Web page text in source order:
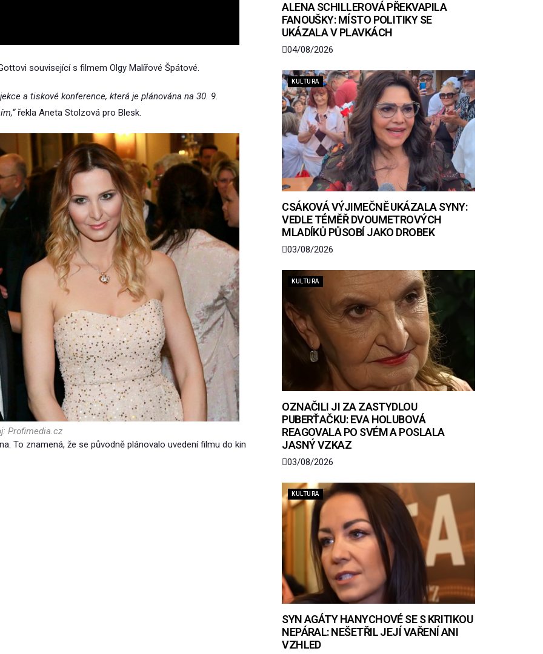
související s filmem Olgy Malířové Špátové.
a tiskové konference, která je plánována na 30. 9.
řekla Aneta Stolzová pro Blesk.
Profimedia.cz
To znamená, že se původně plánovalo uvedení filmu do kin
ALENA SCHILLEROVÁ PŘEKVAPILA
FANOUŠKY: MÍSTO POLITIKY SE
UKÁZALA V PLAVKÁCH
04/08/2026
KULTURA
CSÁKOVÁ VÝJIMEČNĚ UKÁZALA SYNY:
VEDLE TÉMĚŘ DVOUMETROVÝCH
MLADÍKŮ PŮSOBÍ JAKO DROBEK
03/08/2026
KULTURA
OZNAČILI JI ZA ZASTYDLOU
PUBERŤAČKU: EVA HOLUBOVÁ
REAGOVALA PO SVÉM A POSLALA
JASNÝ VZKAZ
03/08/2026
KULTURA
SYN AGÁTY HANYCHOVÉ SE S KRITIKOU
NEPÁRAL: NEŠETŘIL JEJÍ VAŘENÍ ANI
VZHLED